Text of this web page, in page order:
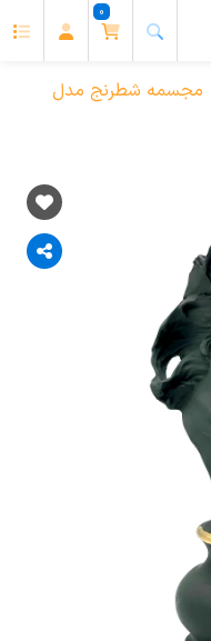
0
مجسمه شطرنج مدل